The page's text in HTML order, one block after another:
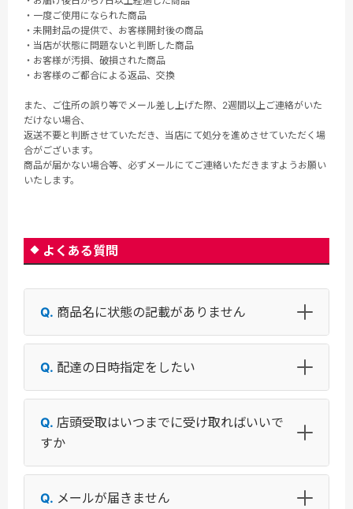
・一度ご使用になられた商品
・未開封品の提供で、お客様開封後の商品
・当店が状態に問題ないと判断した商品
・お客様が汚損、破損された商品
・お客様のご都合による返品、交換
また、ご住所の誤り等でメール差し上げた際、2週間以上ご連絡がいた
だけない場合、
返送不要と判断させていただき、当店にて処分を進めさせていただく場
合がございます。
商品が届かない場合等、必ずメールにてご連絡いただきますようお願い
いたします。
よくある質問
商品名に状態の記載がありません
配達の日時指定をしたい
店頭受取はいつまでに受け取ればいいで
すか
メールが届きません